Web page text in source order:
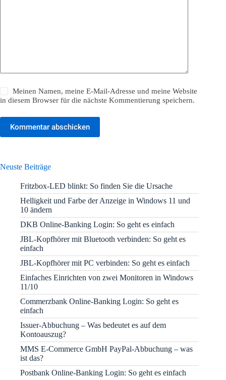
Meinen Namen, meine E-Mail-Adresse und meine Website
in diesem Browser für die nächste Kommentierung speichern.
Kommentar abschicken
Neuste Beiträge
Fritzbox-LED blinkt: So finden Sie die Ursache
Helligkeit und Farbe der Anzeige in Windows 11 und
10 ändern
DKB Online-Banking Login: So geht es einfach
JBL-Kopfhörer mit Bluetooth verbinden: So geht es
einfach
JBL-Kopfhörer mit PC verbinden: So geht es einfach
Einfaches Einrichten von zwei Monitoren in Windows
11/10
Commerzbank Online-Banking Login: So geht es
einfach
Issuer-Abbuchung – Was bedeutet es auf dem
Kontoauszug?
MMS E-Commerce GmbH PayPal-Abbuchung – was
ist das?
Postbank Online-Banking Login: So geht es einfach